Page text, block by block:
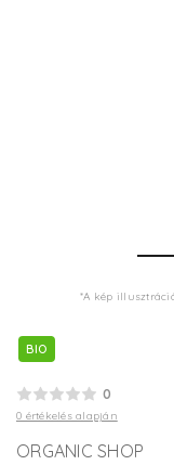
*A kép
BIO
0
0 értékelés alapján
ORGANIC SHOP